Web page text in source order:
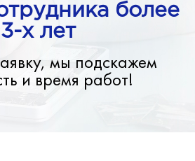
более
3-х лет
мы подскажем
и время работ!